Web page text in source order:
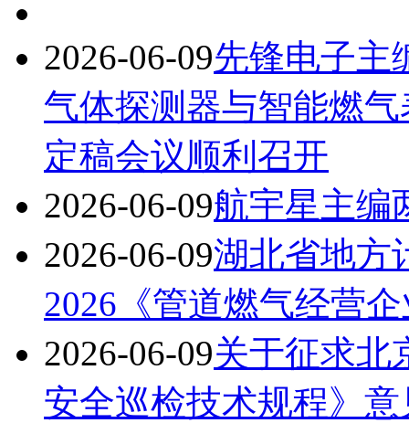
2026-06-09先锋电子主
气体探测器与智能燃
定稿会议顺利召开
2026-06-09航宇星主编
2026-06-09湖北省地方
2026《管道燃气经营
2026-06-09关于征求北
安全巡检技术规程》